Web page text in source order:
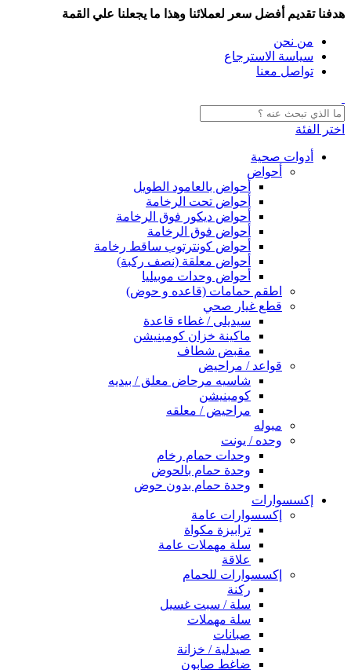
هدفنا تقديم أفضل سعر لعملائنا وهذا ما يجعلنا علي القمة
من نحن
سياسة الاسترجاع
تواصل معنا
اختر الفئة
أدوات صحية
أحواض
أحواض بالعامود الطويل
أحواض تحت الرخامة
أحواض ديكور فوق الرخامة
أحواض فوق الرخامة
أحواض كونترتوب ساقط رخامة
أحواض معلقة (نصف ركبة)
أحواض وحدات موبيليا
اطقم حمامات (قاعده و حوض)
قطع غيار صحي
سيديلى / غطاء قاعدة
ماكينة خزان كومبنيشن
مقبض شطاف
قواعد / مراحيض
شاسيه مرحاض معلق / بيديه
كومبنيشن
مراحيض / معلقه
مبوله
وحده / يونت
وحدات حمام رخام
وحدة حمام بالحوض
وحدة حمام بدون حوض
إكسسوارات
إكسسوارات عامة
ترابيزة مكواة
سلة مهملات عامة
علاقة
إكسسوارات للحمام
ركنة
سلة / سبت غسيل
سلة مهملات
صبانات
صيدلية / خزانة
ضاغط صابون